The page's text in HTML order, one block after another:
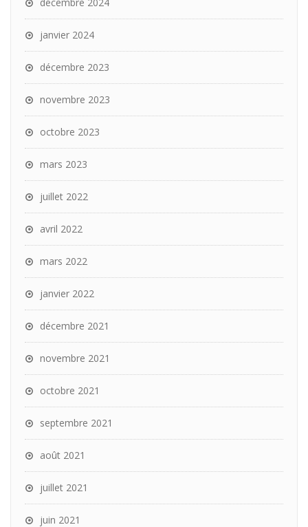
janvier 2024
décembre 2023
novembre 2023
octobre 2023
mars 2023
juillet 2022
avril 2022
mars 2022
janvier 2022
décembre 2021
novembre 2021
octobre 2021
septembre 2021
août 2021
juillet 2021
juin 2021